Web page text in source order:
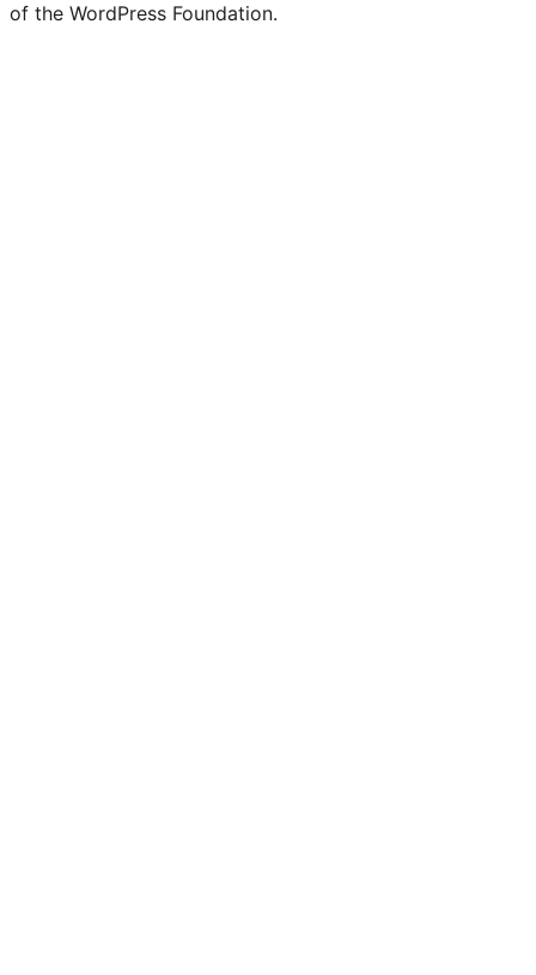
of the WordPress Foundation.